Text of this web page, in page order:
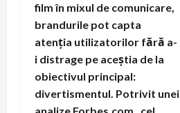
film în mixul de comunicare,
brandurile pot capta
atenția utilizatorilor fără a-
i distrage pe aceștia de la
obiectivul principal:
divertismentul. Potrivit unei